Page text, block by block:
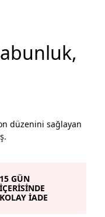
düzenini sağlayan
15 GÜN
İÇERİSİNDE
KOLAY İADE